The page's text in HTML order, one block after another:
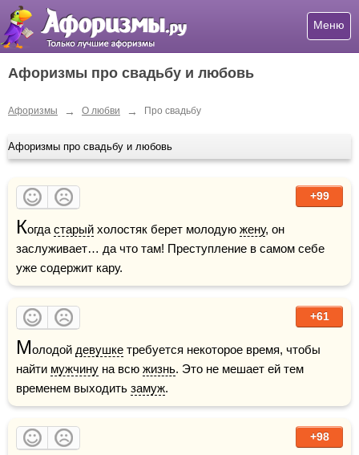
Меню
Афоризмы про свадьбу и любовь
Афоризмы → О любви → Про свадьбу
Афоризмы про свадьбу и любовь
+99
Когда старый холостяк берет молодую жену, он
заслуживает… да что там! Преступление в самом себе
уже содержит кару.
+61
Молодой девушке требуется некоторое время, чтобы
найти мужчину на всю жизнь. Это не мешает ей тем
временем выходить замуж.
+98